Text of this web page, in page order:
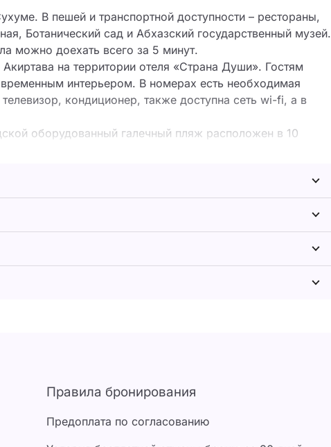
В пешей и транспортной доступности – рестораны,
Ботанический сад и Абхазский государственный музей.
можно доехать всего за 5 минут.
на территории отеля «Страна Души». Гостям
интерьером. В номерах есть необходимая
кондиционер, также доступна сеть wi-fi, а в
оборудованный галечный пляж расположен в 10
Правила бронирования
Предоплата по согласованию